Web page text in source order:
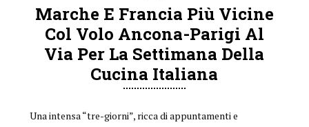
Marche E Francia Più Vicine
Col Volo Ancona-Parigi Al
Via Per La Settimana Della
Cucina Italiana
Una intensa “tre-giorni”, ricca di appuntamenti e